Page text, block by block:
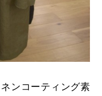
ンコーティング素